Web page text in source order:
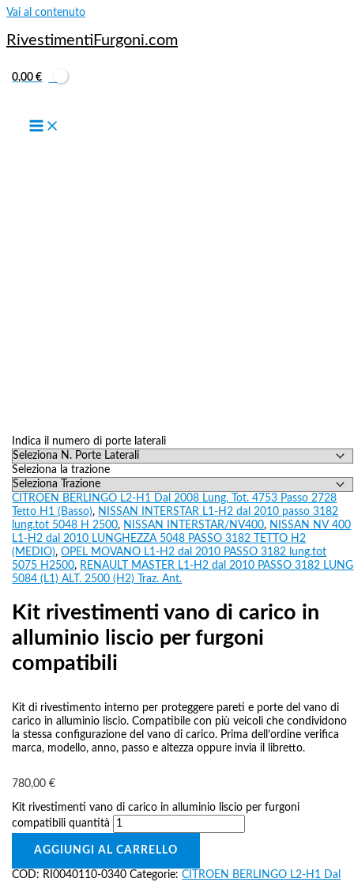
Vai al contenuto
RivestimentiFurgoni.com
0,00€
Indica il numero di porte laterali
Seleziona la trazione
CITROEN BERLINGO L2-H1 Dal 2008 Lung. Tot. 4753 Passo 2728
Tetto H1 (Basso), NISSAN INTERSTAR L1-H2 dal 2010 passo 3182
lung.tot 5048 H 2500, NISSAN INTERSTAR/NV400, NISSAN NV 400
L1-H2 dal 2010 LUNGHEZZA 5048 PASSO 3182 TETTO H2
(MEDIO),OPEL MOVANO L1-H2 dal 2010 PASSO 3182 lung.tot
5075 H2500, RENAULT MASTER L1-H2 dal 2010 PASSO 3182 LUNG
5084 (L1) ALT. 2500 (H2) Traz. Ant.
Kit rivestimenti vano di carico in
alluminio liscio per furgoni
compatibili
780,00€
Kit di rivestimento interno per proteggere pareti e porte del vano di
carico in alluminio liscio. Compatibile con più veicoli che condividono
la stessa configurazione del vano di carico. Prima dell’ordine verifica
marca, modello, anno, passo e altezza oppure invia il libretto.
Kit rivestimenti vano di carico in alluminio liscio per furgoni
compatibili quantità
AGGIUNGI AL CARRELLO
COD: RI0040110-0340 Categorie:CITROEN BERLINGO L2-H1 Dal